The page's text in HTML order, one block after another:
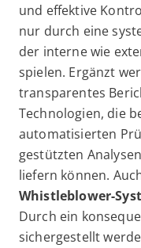
und effektive
nur durch eine
der interne wie
spielen. Ergänzt
transparentes
Technologien, die
automatisierten
gestützten
liefern können.
Whistleblower-
Durch ein
sichergestellt